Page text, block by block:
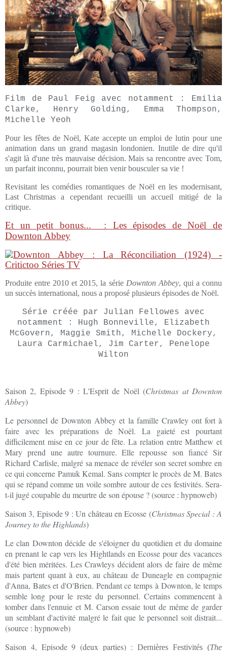
Film de Paul Feig avec notamment : Emilia
Clarke, Henry Golding, Emma Thompson,
Michelle Yeoh
Pour les fêtes de Noël, Kate accepte un emploi de lutin pour une
animation dans un grand magasin londonien. Inutile de dire qu'il
s'agit là d'une très mauvaise décision. Mais sa rencontre avec Tom,
un parfait inconnu, pourrait bien venir bousculer sa vie !
Revisitant les comédies romantiques de Noël en les modernisant,
Last Christmas a cependant recueilli un accueil mitigé de la
critique.
Et un petit bonus... :
Les épisodes de Noël de
Downton Abbey
Produite entre 2010 et 2015, la série Downton Abbey, qui a connu
un succès international, nous a proposé plusieurs épisodes de Noël.
Série créée par Julian Fellowes avec
notamment : Hugh Bonneville, Elizabeth
McGovern, Maggie Smith, Michelle Dockery,
Laura Carmichael, Jim Carter, Penelope
Wilton
Saison 2, Episode 9 : L'Esprit de Noël (Christmas at Downton
Abbey)
Le personnel de Downton Abbey et la famille Crawley ont fort à
faire avec les préparations de Noël. La gaieté est pourtant
difficilement mise en ce jour de fête. La relation entre Matthew et
Mary prend une autre tournure. Elle repousse son fiancé Sir
Richard Carlisle, malgré sa menace de révéler son secret sombre en
ce qui concerne Pamuk Kemal. Sans compter le procès de M. Bates
qui se répand comme un voile sombre autour de ces festivités. Sera-
t-il jugé coupable du meurtre de son épouse ? (source : hypnoweb)
Saison 3, Episode 9 : Un château en Ecosse (Christmas Special : A
Journey to the Highlands)
Le clan Downton décide de s'éloigner du quotidien et du domaine
en prenant le cap vers les Hightlands en Ecosse pour des vacances
d'été bien méritées. Les Crawleys décident alors de faire de même
mais partent quant à eux, au château de Duneagle en compagnie
d'Anna, Bates et d'O'Brien. Pendant ce temps à Downton, le temps
semble long pour le reste du personnel. Certains commencent à
tomber dans l'ennuie et M. Carson essaie tout de même de garder
un semblant d'activité malgré le fait que le personnel soit distrait...
(source : hypnoweb)
Saison 4, Episode 9 (deux parties) :Dernières Festivités (The